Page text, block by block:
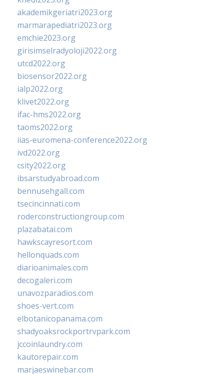
akademikgeriatri2023.org
marmarapediatri2023.org
emchie2023.org
girisimselradyoloji2022.org
utcd2022.org
biosensor2022.org
ialp2022.org
klivet2022.org
ifac-hms2022.org
taoms2022.org
iias-euromena-conference2022.org
ivd2022.org
csity2022.org
ibsarstudyabroad.com
bennusehgall.com
tsecincinnati.com
roderconstructiongroup.com
plazabatai.com
hawkscayresort.com
hellonquads.com
diarioanimales.com
decogaleri.com
unavozparadios.com
shoes-vert.com
elbotanicopanama.com
shadyoaksrockportrvpark.com
jccoinlaundry.com
kautorepair.com
marjaeswinebar.com